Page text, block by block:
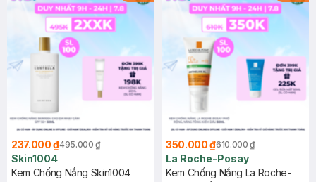
237.000 ₫495.000 ₫
Skin1004
Kem Chống Nắng Skin1004
350.000 ₫610.000 ₫
La Roche-Posay
Kem Chống Nắng La Roche-